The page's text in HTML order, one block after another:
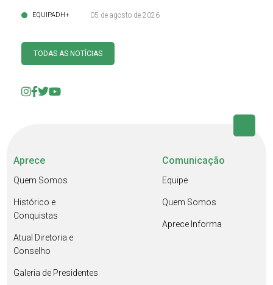
EQUIPADH+ 05 de agosto de 2026
TODAS AS NOTÍCIAS
Aprece
Quem Somos
Histórico e
Conquistas
Atual Diretoria e
Conselho
Galeria de Presidentes
Comunicação
Equipe
Quem Somos
Aprece Informa